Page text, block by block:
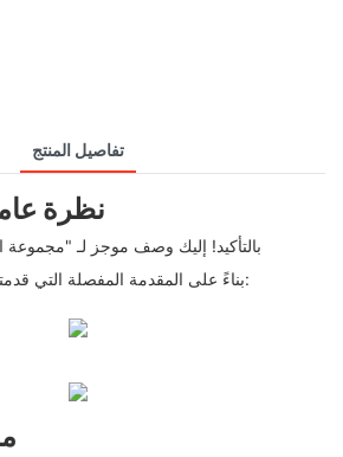
تفاصيل المنتج
نظرة
بالتأكيد! إليك وصف موجز لـ "مجموعة
المستمر من Rata" بناءً على المقدمة المفصلة التي قدمتها: